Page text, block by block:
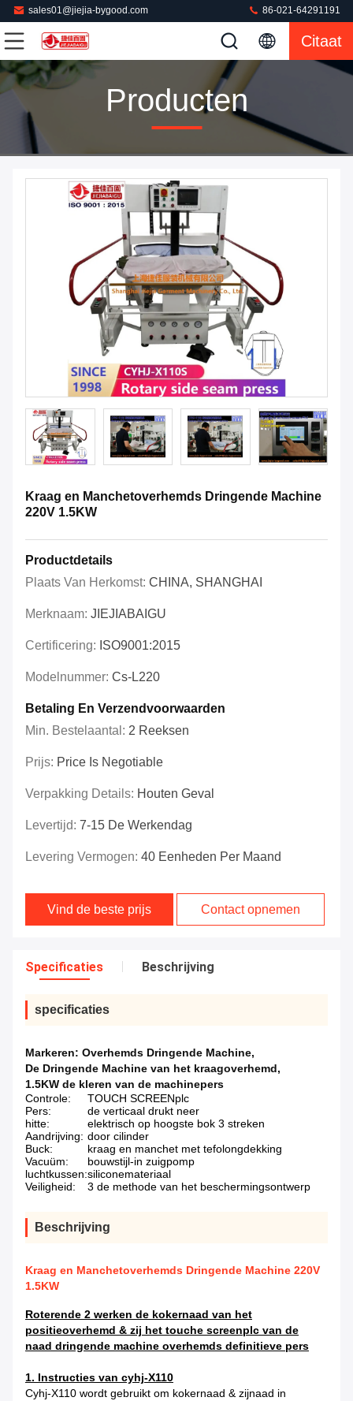
sales01@jiejia-bygood.com 86-021-64291191
Citaat
Producten
Kraag en Manchetoverhemds Dringende Machine
220V 1.5KW
Productdetails
Plaats Van Herkomst: CHINA, SHANGHAI
Merknaam: JIEJIABAIGU
Certificering: ISO9001:2015
Modelnummer: Cs-L220
Betaling En Verzendvoorwaarden
Min. Bestelaantal: 2 Reeksen
Prijs: Price Is Negotiable
Verpakking Details: Houten Geval
Levertijd: 7-15 De Werkendag
Levering Vermogen: 40 Eenheden Per Maand
Vind de beste prijs Contact opnemen
Specificaties Beschrijving
specificaties
Markeren: Overhemds Dringende Machine,
De Dringende Machine van het kraagoverhemd,
1.5KW de kleren van de machinepers
Controle:
TOUCH SCREENplc
Pers:
de verticaal drukt neer
hitte:
elektrisch op hoogste bok 3 streken
Aandrijving: door cilinder
Buck:
kraag en manchet met tefolongdekking
Vacuüm:
bouwstijl-in zuigpomp
luchtkussen:siliconemateriaal
Veiligheid:
3 de methode van het beschermingsontwerp
Beschrijving
Kraag en Manchetoverhemds Dringende Machine 220V
1.5KW
Roterende 2 werken de kokernaad van het
positieoverhemd & zij het touche screenplc van de
naad dringende machine overhemds definitieve pers
1. Instructies van cyhj-X110
Cyhj-X110 wordt gebruikt om kokernaad & zijnaad in